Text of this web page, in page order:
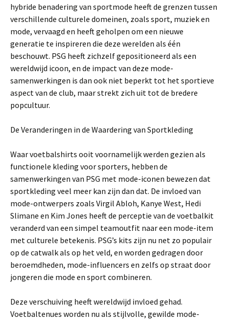
hybride benadering van sportmode heeft de grenzen tussen
verschillende culturele domeinen, zoals sport, muziek en
mode, vervaagd en heeft geholpen om een nieuwe
generatie te inspireren die deze werelden als één
beschouwt. PSG heeft zichzelf gepositioneerd als een
wereldwijd icoon, en de impact van deze mode-
samenwerkingen is dan ook niet beperkt tot het sportieve
aspect van de club, maar strekt zich uit tot de bredere
popcultuur.
De Veranderingen in de Waardering van Sportkleding
Waar voetbalshirts ooit voornamelijk werden gezien als
functionele kleding voor sporters, hebben de
samenwerkingen van PSG met mode-iconen bewezen dat
sportkleding veel meer kan zijn dan dat. De invloed van
mode-ontwerpers zoals Virgil Abloh, Kanye West, Hedi
Slimane en Kim Jones heeft de perceptie van de voetbalkit
veranderd van een simpel teamoutfit naar een mode-item
met culturele betekenis. PSG’s kits zijn nu net zo populair
op de catwalk als op het veld, en worden gedragen door
beroemdheden, mode-influencers en zelfs op straat door
jongeren die mode en sport combineren.
Deze verschuiving heeft wereldwijd invloed gehad.
Voetbaltenues worden nu als stijlvolle, gewilde mode-